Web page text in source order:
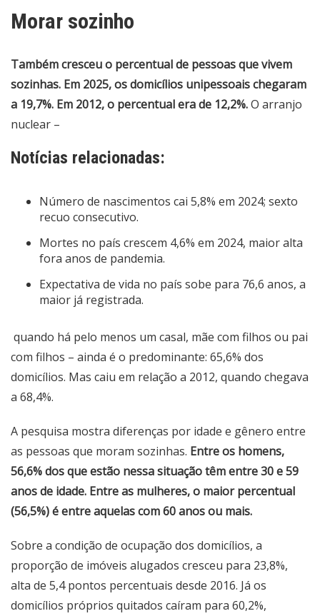
Morar sozinho
Também cresceu o percentual de pessoas que vivem
sozinhas. Em 2025, os domicílios unipessoais chegaram
a 19,7%. Em 2012, o percentual era de 12,2%.O arranjo
nuclear –
Notícias relacionadas:
Número de nascimentos cai 5,8% em 2024; sexto
recuo consecutivo.
Mortes no país crescem 4,6% em 2024, maior alta
fora anos de pandemia.
Expectativa de vida no país sobe para 76,6 anos, a
maior já registrada.
quando há pelo menos um casal, mãe com filhos ou pai
com filhos – ainda é o predominante: 65,6% dos
domicílios. Mas caiu em relação a 2012, quando chegava
a 68,4%.
A pesquisa mostra diferenças por idade e gênero entre
as pessoas que moram sozinhas. Entre os homens,
56,6% dos que estão nessa situação têm entre 30 e 59
anos de idade. Entre as mulheres, o maior percentual
(56,5%) é entre aquelas com 60 anos ou mais.
Sobre a condição de ocupação dos domicílios, a
proporção de imóveis alugados cresceu para 23,8%,
alta de 5,4 pontos percentuais desde 2016. Já os
domicílios próprios quitados caíram para 60,2%,